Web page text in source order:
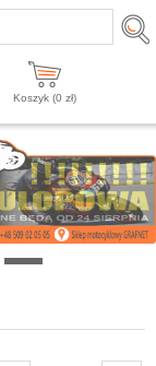
Koszyk (0 zł)